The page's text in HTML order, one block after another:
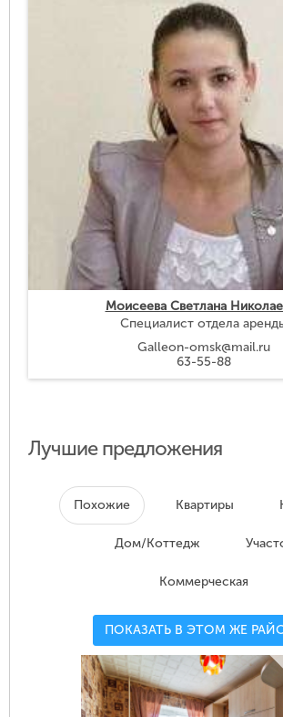
Моисеева Светлана
Специалист отдела
Galleon-omsk@mail.ru
63-55-88
Лучшие предложения
Похожие Квартиры
Дом/Коттедж
Коммерческая
ПОКАЗАТЬ В ЭТОМ ЖЕ